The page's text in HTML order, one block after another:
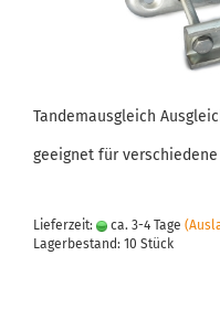
Tandemausgleich
geeignet für
Lieferzeit: ca. 3-4 Tage
Lagerbestand: 10 Stück